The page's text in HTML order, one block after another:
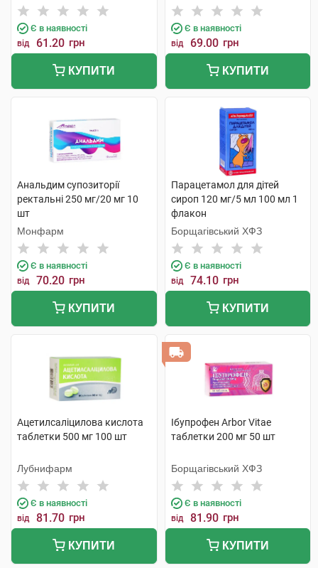
Є в наявності
від 61.20 грн
КУПИТИ
Є в наявності
від 69.00 грн
КУПИТИ
Анальдим супозиторії
ректальні 250 мг/20 мг 10
шт
Монфарм
Є в наявності
від 70.20 грн
КУПИТИ
Парацетамол для дітей
сироп 120 мг/5 мл 100 мл 1
флакон
Борщагівський ХФЗ
Є в наявності
від 74.10 грн
КУПИТИ
Ацетилсаліцилова кислота
таблетки 500 мг 100 шт
Лубнифарм
Є в наявності
від 81.70 грн
КУПИТИ
Ібупрофен Arbor Vitae
таблетки 200 мг 50 шт
Борщагівський ХФЗ
Є в наявності
від 81.90 грн
КУПИТИ